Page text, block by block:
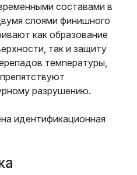
составами в
слоями финишного
как образование
так и защиту
температуры,
разрушению.
идентификационная